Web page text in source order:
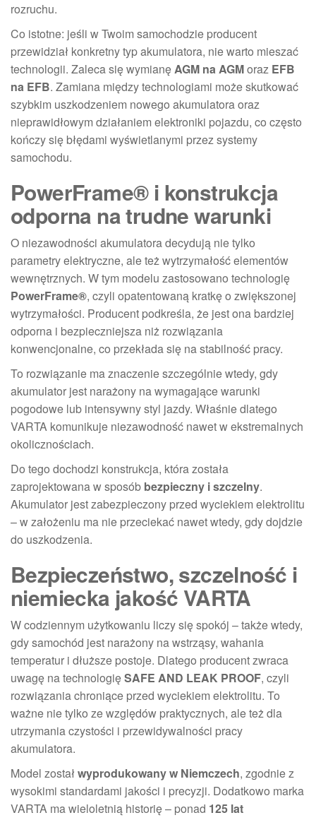
rozruchu.
Co istotne: jeśli w Twoim samochodzie producent
przewidział konkretny typ akumulatora, nie warto mieszać
technologii. Zaleca się wymianęAGM na AGMoraz EFB
na EFB. Zamiana między technologiami może skutkować
szybkim uszkodzeniem nowego akumulatora oraz
nieprawidłowym działaniem elektroniki pojazdu, co często
kończy się błędami wyświetlanymi przez systemy
samochodu.
PowerFrame® i konstrukcja
odporna na trudne warunki
O niezawodności akumulatora decydują nie tylko
parametry elektryczne, ale też wytrzymałość elementów
wewnętrznych. W tym modelu zastosowano technologię
PowerFrame®, czyli opatentowaną kratkę o zwiększonej
wytrzymałości. Producent podkreśla, że jest ona bardziej
odporna i bezpieczniejsza niż rozwiązania
konwencjonalne, co przekłada się na stabilność pracy.
To rozwiązanie ma znaczenie szczególnie wtedy, gdy
akumulator jest narażony na wymagające warunki
pogodowe lub intensywny styl jazdy. Właśnie dlatego
VARTA komunikuje niezawodność nawet w ekstremalnych
okolicznościach.
Do tego dochodzi konstrukcja, która została
zaprojektowana w sposób bezpieczny i szczelny.
Akumulator jest zabezpieczony przed wyciekiem elektrolitu
– w założeniu ma nie przeciekać nawet wtedy, gdy dojdzie
do uszkodzenia.
Bezpieczeństwo, szczelność i
niemiecka jakość VARTA
W codziennym użytkowaniu liczy się spokój – także wtedy,
gdy samochód jest narażony na wstrząsy, wahania
temperatur i dłuższe postoje. Dlatego producent zwraca
uwagę na technologięSAFE AND LEAK PROOF, czyli
rozwiązania chroniące przed wyciekiem elektrolitu. To
ważne nie tylko ze względów praktycznych, ale też dla
utrzymania czystości i przewidywalności pracy
akumulatora.
Model został wyprodukowany w Niemczech, zgodnie z
wysokimi standardami jakości i precyzji. Dodatkowo marka
VARTA ma wieloletnią historię – ponad 125 lat